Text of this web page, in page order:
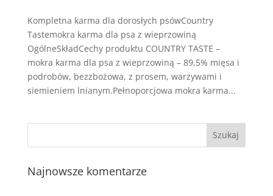
Kompletna karma dla dorosłych psówCountry
Tastemokra karma dla psa z wieprzowiną
OgólneSkładCechy produktu COUNTRY TASTE –
mokra karma dla psa z wieprzowiną – 89,5% mięsa i
podrobów, bezzbożowa, z prosem, warzywami i
siemieniem lnianym.Pełnoporcjowa mokra karma...
Najnowsze komentarze